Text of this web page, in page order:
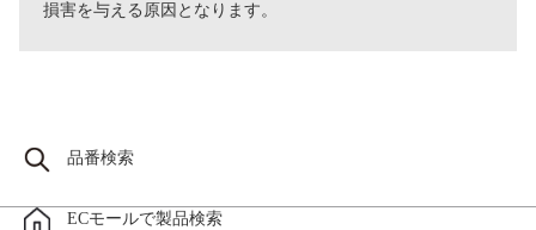
損害を与える原因となります。
品番検索
ECモールで製品検索